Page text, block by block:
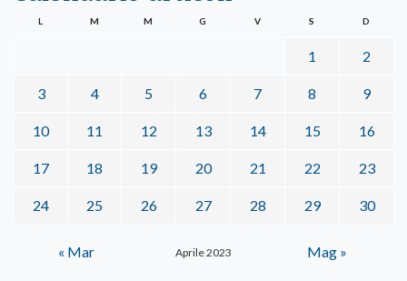
Aprile 2023
L M M G V S D
1 2
3 4 5 6 7 8 9
10 11 12 13 14 15 16
17 18 19 20 21 22 23
24 25 26 27 28 29 30
« Mar Mag »